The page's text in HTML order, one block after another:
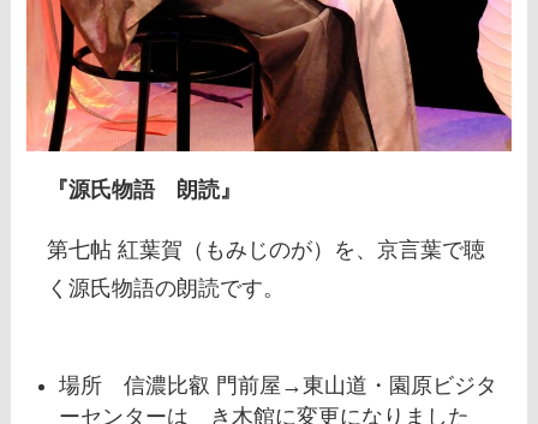
『源氏物語 朗読』
第七帖 紅葉賀（もみじのが）を、京言葉で聴
く源氏物語の朗読です。
場所 信濃比叡 門前屋 →東山道・園原ビジタ
ーセンターはゝき木館に変更になりました